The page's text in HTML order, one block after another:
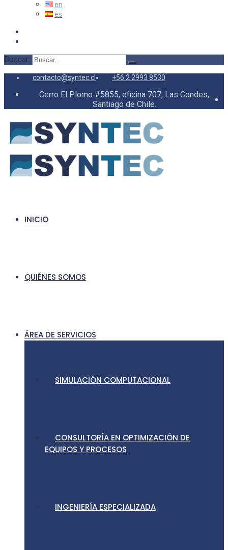
Buscar:
contacto@syntec.cl +56 2 2993 8530
Cerro El Plomo #5855, oficina 707, Las Condes,
Santiago de Chile.
INICIO
QUIÉNES SOMOS
ÁREA DE SERVICIOS
SIMULACIÓN COMPUTACIONAL
CONSULTORÍA EN OPTIMIZACIÓN DE
EQUIPOS Y PROCESOS
INGENIERÍA ESPECIALIZADA